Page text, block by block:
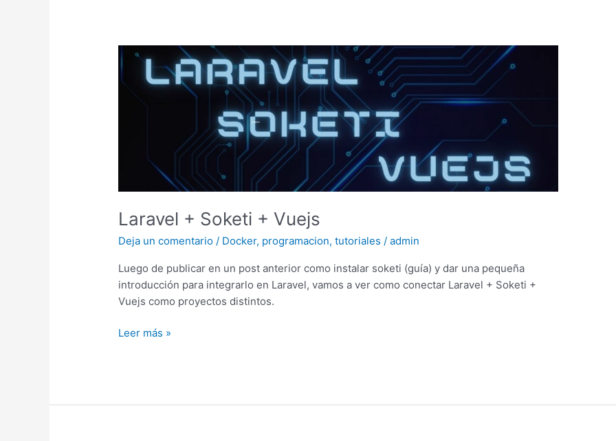
Laravel + Soketi + Vuejs
Deja un comentario / Docker, programacion,tutoriales /admin
Luego de publicar en un post anterior como instalar soketi (guía) y dar una pequeña
introducción para integrarlo en Laravel, vamos a ver como conectar Laravel + Soketi +
Vuejs como proyectos distintos.
Laravel
Leer más »